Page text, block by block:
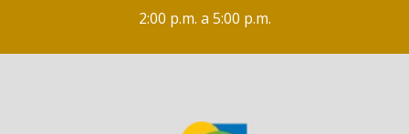
2:00 p.m. a 5:00 p.m.